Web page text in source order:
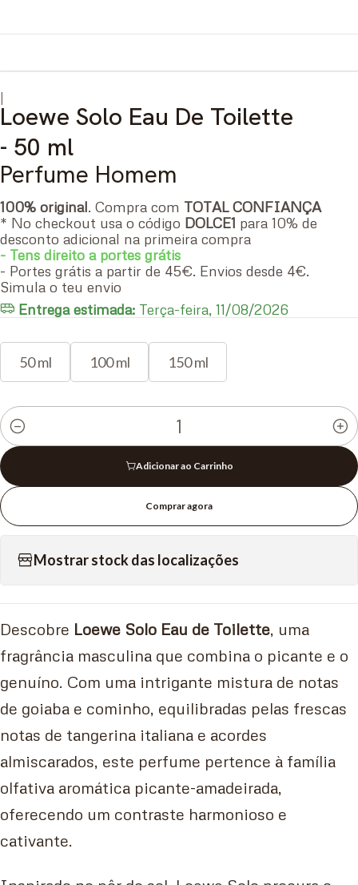
|
Loewe Solo Eau De Toilette
- 50 ml
Perfume Homem
100% original. Compra com TOTAL CONFIANÇA
* No checkout usa o código DOLCE1 para 10% de
desconto adicional na primeira compra
- Tens direito a portes grátis
- Portes grátis a partir de 45€. Envios desde 4€.
Simula o teu envio
Entrega estimada: Terça-feira, 11/08/2026
50 ml 100 ml 150 ml
Quantidade
Adicionar ao Carrinho
Comprar agora
Mostrar stock das localizações
Descobre Loewe Solo Eau de Toilette, uma
fragrância masculina que combina o picante e o
genuíno. Com uma intrigante mistura de notas
de goiaba e cominho, equilibradas pelas frescas
notas de tangerina italiana e acordes
almiscarados, este perfume pertence à família
olfativa aromática picante-amadeirada,
oferecendo um contraste harmonioso e
cativante.